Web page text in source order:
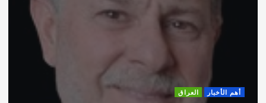
أهم الأخبار ثقافة وفنون